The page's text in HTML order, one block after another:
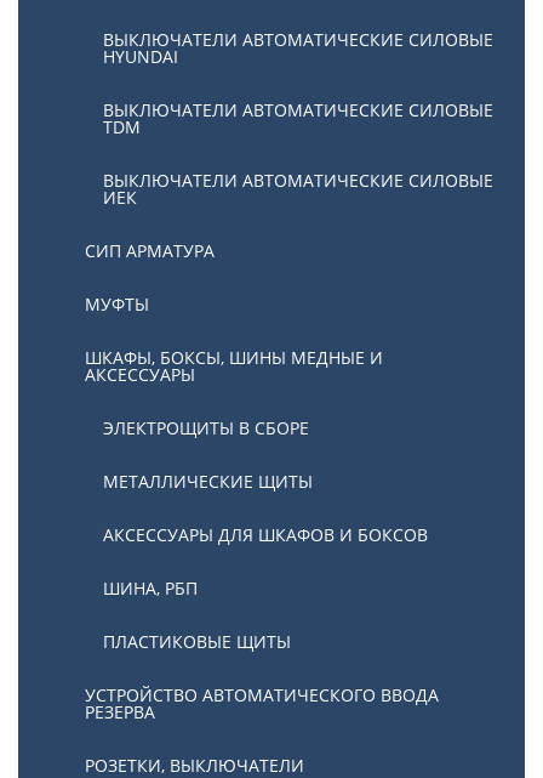
ВЫКЛЮЧАТЕЛИ АВТОМАТИЧЕСКИЕ СИЛОВЫЕ
HYUNDAI
ВЫКЛЮЧАТЕЛИ АВТОМАТИЧЕСКИЕ СИЛОВЫЕ
TDM
ВЫКЛЮЧАТЕЛИ АВТОМАТИЧЕСКИЕ СИЛОВЫЕ
ИЕК
СИП АРМАТУРА
МУФТЫ
ШКАФЫ, БОКСЫ, ШИНЫ МЕДНЫЕ И
АКСЕССУАРЫ
ЭЛЕКТРОЩИТЫ В СБОРЕ
МЕТАЛЛИЧЕСКИЕ ЩИТЫ
АКСЕССУАРЫ ДЛЯ ШКАФОВ И БОКСОВ
ШИНА, РБП
ПЛАСТИКОВЫЕ ЩИТЫ
УСТРОЙСТВО АВТОМАТИЧЕСКОГО ВВОДА
РЕЗЕРВА
РОЗЕТКИ, ВЫКЛЮЧАТЕЛИ